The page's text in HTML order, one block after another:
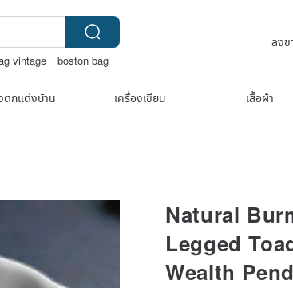
vintage
boston bag
ลง
ตกแต่งบ้าน เครื่องเขียน เสื้อผ้า
Natural
Legged
Wealth